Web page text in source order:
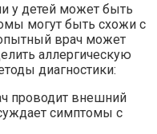
у детей может быть
могут быть схожи с
врач может
аллергическую
диагностики:
проводит внешний
симптомы с